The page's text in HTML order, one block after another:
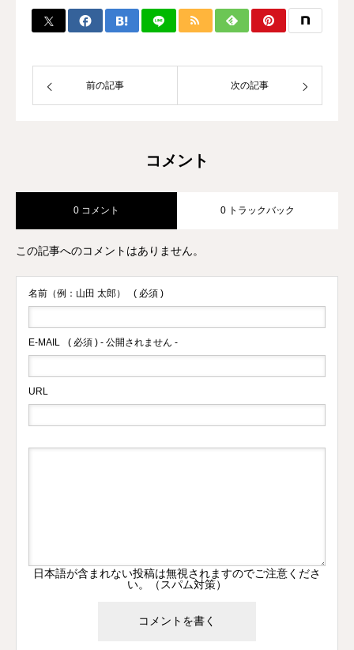
のプロ選手の試合経験などから初心者か
ら選手まで、高い指導力に定評があり、
キックボクシング界初のコンサルタント
として、ジム運営やトレーナー育成にも
前の記事 次の記事
コメント
0 コメント 0 トラックバック
この記事へのコメントはありません。
名前（例：山田 太郎） ( 必須 )
E-MAIL ( 必須 ) - 公開されません -
URL
日本語が含まれない投稿は無視されますのでご注意くださ
い。（スパム対策）